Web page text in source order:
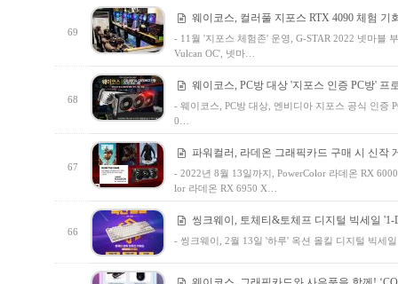
69
웨이코스, 컬러풀 지포스 RTX 4090 체험 기
- 11월 '지포스 체험존' 운영, G-STAR 2022 넷마블
Vulcan OC', 넷마…
68
웨이코스, PC방 대상 '지포스 인증 PC방' 프
- 웨이코스, PC방 대상, 엔비디아 지포스 공식 인증
0…
67
파워컬러, 라데온 그래픽카드 구매 시 신작
- 2022년 8월 13일까지, PowerColor 라데온 RX
lor 라데온 RX 6950 X…
66
씽크웨이, 토체티&토체프 디지털 빅세일 '1-
- 씽크웨이, 2월 13일 '하루' 옥션 올킬 디지털 빅세